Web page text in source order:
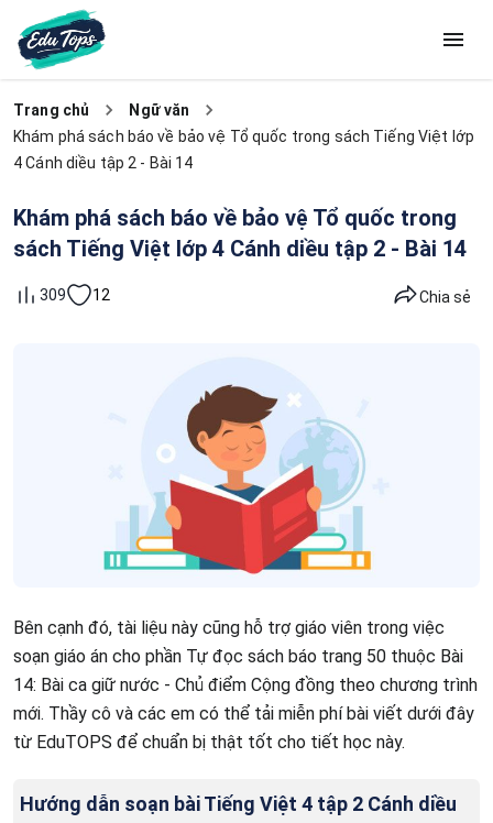
Trang chủ
Ngữ văn
Khám phá sách báo về bảo vệ Tổ quốc trong sách Tiếng Việt lớp
4 Cánh diều tập 2 - Bài 14
Khám phá sách báo về bảo vệ Tổ quốc trong
sách Tiếng Việt lớp 4 Cánh diều tập 2 - Bài 14
309 12 Chia sẻ
Bên cạnh đó, tài liệu này cũng hỗ trợ giáo viên trong việc
soạn giáo án cho phần Tự đọc sách báo trang 50 thuộc Bài
14: Bài ca giữ nước - Chủ điểm Cộng đồng theo chương trình
mới. Thầy cô và các em có thể tải miễn phí bài viết dưới đây
từ EduTOPS để chuẩn bị thật tốt cho tiết học này.
Hướng dẫn soạn bài Tiếng Việt 4 tập 2 Cánh diều